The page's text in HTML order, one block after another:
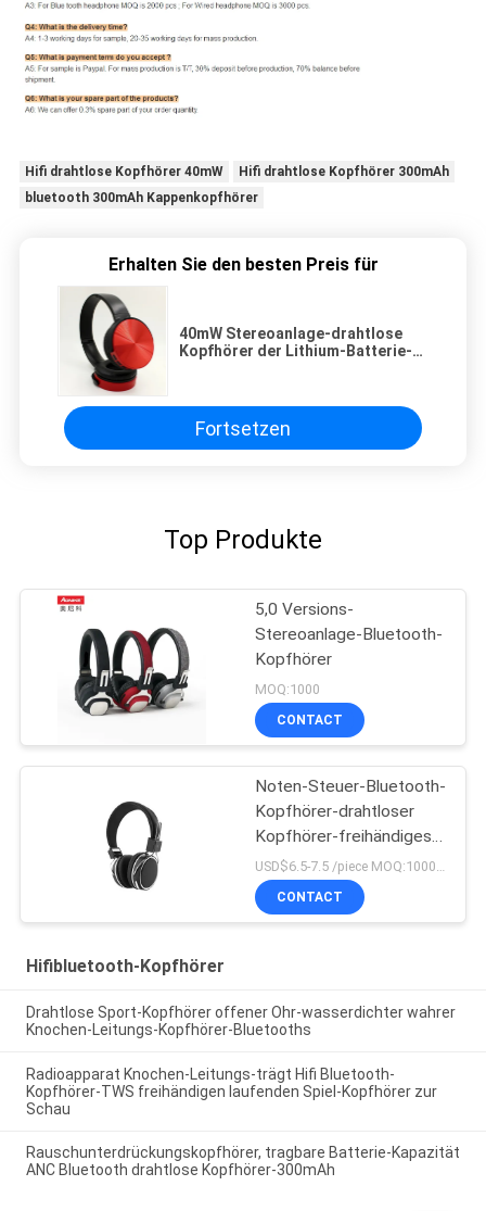
Hifi drahtlose Kopfhörer 40mW
Hifi drahtlose Kopfhörer 300mAh
bluetooth 300mAh Kappenkopfhörer
Erhalten Sie den besten Preis für
40mW Stereoanlage-drahtlose
Kopfhörer der Lithium-Batterie-
Fortsetzen
Top Produkte
5,0 Versions-
Stereoanlage-Bluetooth-
Kopfhörer
MOQ:1000
CONTACT
Noten-Steuer-Bluetooth-
Kopfhörer-drahtloser
Kopfhörer-freihändiges
tragbares für Sport
CONTACT
Hifibluetooth-Kopfhörer
Drahtlose Sport-Kopfhörer offener Ohr-wasserdichter wahrer
Knochen-Leitungs-Kopfhörer-Bluetooths
Radioapparat Knochen-Leitungs-trägt Hifi Bluetooth-
Kopfhörer-TWS freihändigen laufenden Spiel-Kopfhörer zur
Schau
Rauschunterdrückungskopfhörer, tragbare Batterie-Kapazität
ANC Bluetooth drahtlose Kopfhörer-300mAh